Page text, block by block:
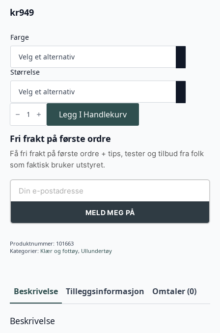
kr949
Farge
Størrelse
Aclima
WoolNet
Hybrid
Crewneck
antall
Legg I Handlekurv
Fri frakt på første ordre
Få fri frakt på første ordre + tips, tester og tilbud fra folk
som faktisk bruker utstyret.
MELD MEG PÅ
Produktnummer: 101663
Kategorier: Klær og fottøy, Ullundertøy
Beskrivelse Tilleggsinformasjon Omtaler (0)
Beskrivelse